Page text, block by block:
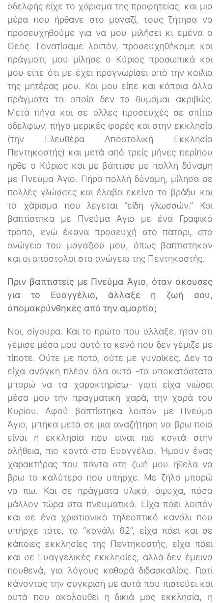
αδελφής είχε το χάρισμα της προφητείας, και μια
μέρα που ήρθανε στο μαγαζί, τους ζήτησα να
προσευχηθούμε για να μου μιλήσει κι εμένα ο
Θεός. Γονατίσαμε λοιπόν, προσευχηθήκαμε και
πράγματι, μου μίλησε ο Κύριος προσωπικά και
μου είπε ότι με έχει προγνωρίσει από την κοιλιά
της μητέρας μου. Και μου είπε και κάποια άλλα
πράγματα τα οποία δεν τα θυμάμαι ακριβώς.
Μετά πήγα και σε άλλες προσευχές σε σπίτια
αδελφών, πήγα μερικές φορές και στην εκκλησία
(την Ελευθέρα Αποστολική Εκκλησία
Πεντηκοστής) και μετά από τρείς μήνες περίπου
ήρθε ο Κύριος και με βάπτισε με πολλή δύναμη
με Πνεύμα Άγιο. Πήρα πολλή δύναμη, μίλησα σε
πολλές γλώσσες και έλαβα εκείνο το βράδυ και
το χάρισμα που λέγεται “είδη γλωσσών.” Και
βαπτίστηκα με Πνεύμα Άγιο με ένα Γραφικό
τρόπο, ενώ έκανα προσευχή στο πατάρι, στο
ανώγειο του μαγαζιού μου, όπως βαπτίστηκαν
και οι απόστολοι στο ανώγειο της Πεντηκοστής.
Πριν βαπτιστείς με Πνεύμα Άγιο, όταν άκουσες
για το Ευαγγέλιο, άλλαξε η ζωή σου,
απομακρύνθηκες από την αμαρτία;
Ναι, σίγουρα. Και το πρώτο που άλλαξε, ήταν ότι
γέμισε μέσα μου αυτό το κενό που δεν γέμιζε με
τίποτε. Ούτε με ποτά, ούτε με γυναίκες. Δεν τα
είχα ανάγκη πλέον όλα αυτά -τα υποκατάστατα
μπορώ να τα χαρακτηρίσω- γιατί είχα νιώσει
μέσα μου την πραγματική χαρά, την χαρά του
Κυρίου. Αφού βαπτίστηκα λοιπόν με Πνεύμα
Άγιο, μπήκα μετά σε μια αναζήτηση να βρω ποιά
είναι η εκκλησία που είναι πιο κοντά στην
αλήθεια, πιο κοντά στο Ευαγγέλιο. Ήμουν ένας
χαρακτήρας που πάντα στη ζωή μου ήθελα να
βρω το καλύτερο που υπήρχε. Με ζήλο μπορώ
να πω. Και σε πράγματα υλικά, άψυχα, πόσο
μάλλον τώρα στα πνευματικά. Είχα πάει λοιπόν
και σε ένα χριστιανικό τηλεοπτικό κανάλι που
υπήρχε τότε, το “κανάλι 62”, είχα πάει και σε
κάποιες εκκλησίες της Πεντηκοστής, είχα πάει
και σε Ευαγγελικές εκκλησίες, αλλά δεν έμεινα
πουθενά, για λόγους καθαρά διδασκαλίας. Γιατί
κάνοντας την σύγκριση με αυτά που πιστεύει και
αυτά που ακολουθεί η δικιά μας εκκλησία, η